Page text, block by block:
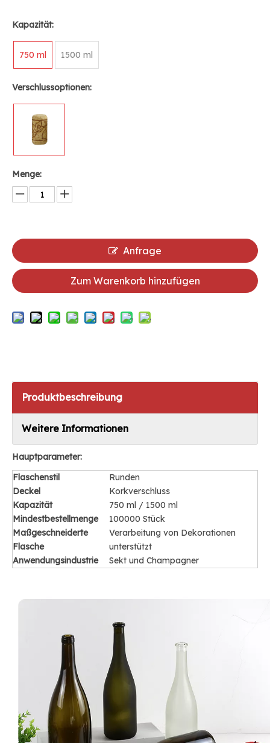
Kapazität:
750 ml 1500 ml
Verschlussoptionen:
Menge:
Anfrage
Zum Warenkorb hinzufügen
Produktbeschreibung
Weitere Informationen
Hauptparameter:
Flaschenstil
Runden
Deckel
Korkverschluss
Kapazität
750 ml / 1500 ml
Mindestbestellmenge
100000 Stück
Maßgeschneiderte
Flasche
Verarbeitung von Dekorationen
unterstützt
Anwendungsindustrie
Sekt und Champagner